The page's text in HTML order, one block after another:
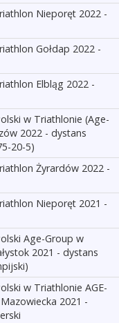
Nieporęt 2022 -
Gołdap 2022 -
Elbląg 2022 -
w Triathlonie (Age-
2022 - dystans
20-5)
Żyrardów 2022 -
Nieporęt 2021 -
Age-Group w
2021 - dystans
w Triathlonie AGE-
2021 -